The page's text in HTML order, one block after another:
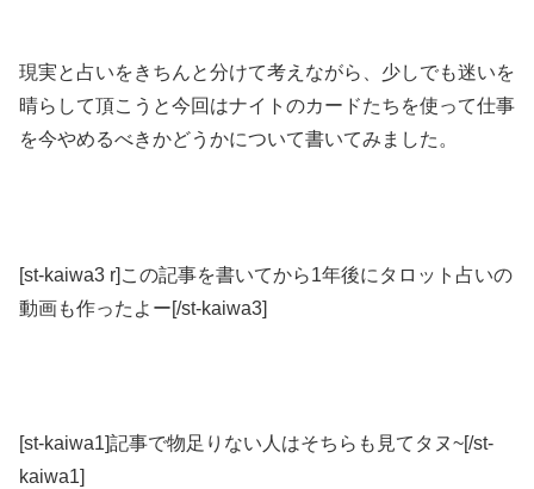
現実と占いをきちんと分けて考えながら、少しでも迷いを
晴らして頂こうと今回はナイトのカードたちを使って仕事
を今やめるべきかどうかについて書いてみました。
[st-kaiwa3 r]この記事を書いてから1年後にタロット占いの
動画も作ったよー[/st-kaiwa3]
[st-kaiwa1]記事で物足りない人はそちらも見てタヌ~[/st-
kaiwa1]